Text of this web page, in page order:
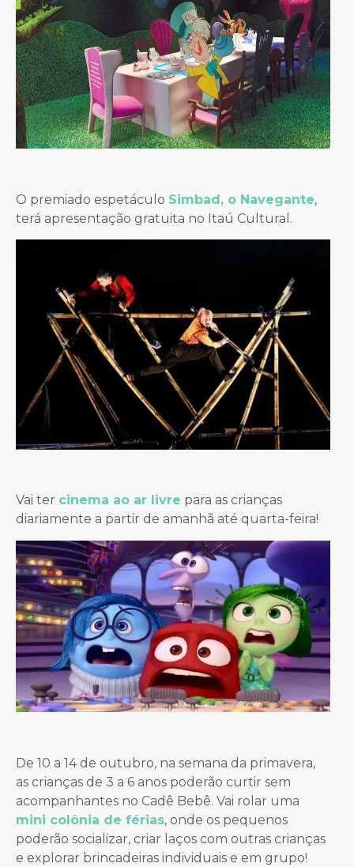
O premiado espetáculo Simbad, o Navegante,
terá apresentação gratuita no Itaú Cultural.
Vai ter cinema ao ar livre para as crianças
diariamente a partir de amanhã até quarta-feira!
De 10 a 14 de outubro, na semana da primavera,
as crianças de 3 a 6 anos poderão curtir sem
acompanhantes no Cadê Bebê. Vai rolar uma
mini colônia de férias, onde os pequenos
poderão socializar, criar laços com outras crianças
e explorar brincadeiras individuais e em grupo!